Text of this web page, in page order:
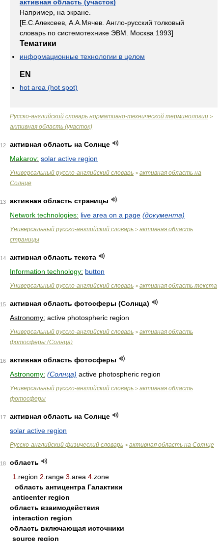
активная область (участок)
Например, на экране.
[Е.С.Алексеев, А.А.Мячев. Англо-русский толковый
словарь по системотехнике ЭВМ. Москва 1993]
Тематики
информационные технологии в целом
EN
hot area (hot spot)
Русско-английский словарь нормативно-технической терминологии >
активная область (участок)
12
активная область на Солнце
Makarov: solar active region
Универсальный русско-английский словарь > активная область на
Солнце
13
активная область страницы
Network technologies: live area on a page (документа)
Универсальный русско-английский словарь > активная область
страницы
14
активная область текста
Information technology: button
Универсальный русско-английский словарь > активная область текста
15
активная область фотосферы (Солнца)
Astronomy: active photospheric region
Универсальный русско-английский словарь > активная область
фотосферы (Солнца)
16
активная область фотосферы
Astronomy: (Солнца) active photospheric region
Универсальный русско-английский словарь > активная область
фотосферы
17
активная область на Солнце
solar active region
Русско-английский физический словарь > активная область на Солнце
18
область
1. region 2. range 3. area 4. zone
область антицентра Галактики
anticenter region
область взаимодействия
interaction region
область включающая источники
source region